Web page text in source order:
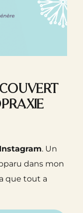
Instagram. Un
dans mon
que tout a